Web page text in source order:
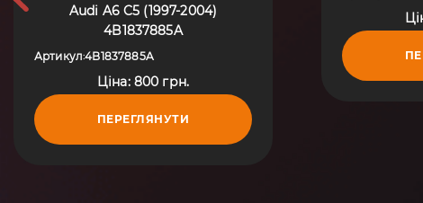
Audi A6 C5 (1997-2004)
4B1837885A
Артикул:4B1837885A
Ціна: 800 грн.
ПЕРЕГЛЯНУТИ